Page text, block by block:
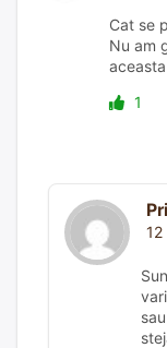
Cat se
Nu am
1